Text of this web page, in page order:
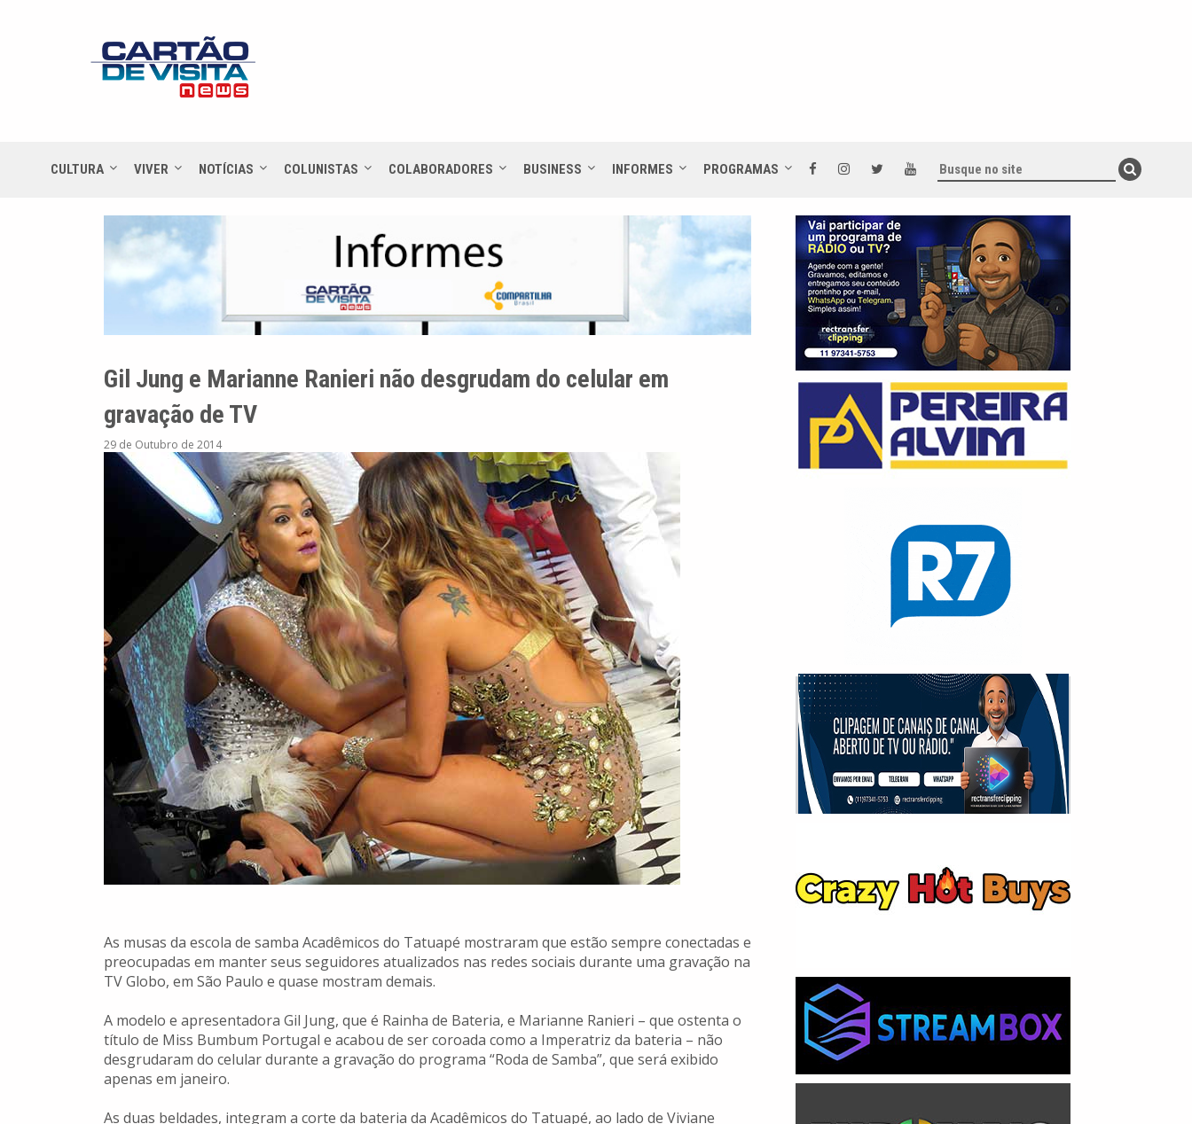
CULTURA VIVER NOTÍCIAS COLUNISTAS COLABORADORES BUSINESS INFORMES PROGRAMAS
Gil Jung e Marianne Ranieri não desgrudam do celular em
gravação de TV
29 de Outubro de 2014
As musas da escola de samba Acadêmicos do Tatuapé mostraram que estão sempre conectadas e
preocupadas em manter seus seguidores atualizados nas redes sociais durante uma gravação na
TV Globo, em São Paulo e quase mostram demais.
A modelo e apresentadora Gil Jung, que é Rainha de Bateria, e Marianne Ranieri – que ostenta o
título de Miss Bumbum Portugal e acabou de ser coroada como a Imperatriz da bateria – não
desgrudaram do celular durante a gravação do programa “Roda de Samba”, que será exibido
apenas em janeiro.
As duas beldades, integram a corte da bateria da Acadêmicos do Tatuapé, ao lado de Viviane